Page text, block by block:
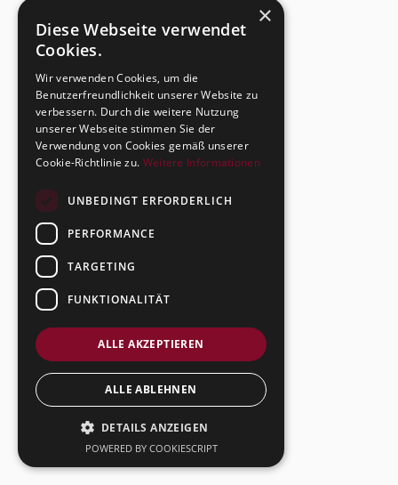
×
Diese Webseite verwendet
Cookies.
Wir verwenden Cookies, um die
Benutzerfreundlichkeit unserer Website zu
verbessern. Durch die weitere Nutzung
unserer Webseite stimmen Sie der
Verwendung von Cookies gemäß unserer
Cookie-Richtlinie zu. Weitere Informationen
UNBEDINGT ERFORDERLICH
PERFORMANCE
TARGETING
FUNKTIONALITÄT
ALLE AKZEPTIEREN
ALLE ABLEHNEN
DETAILS ANZEIGEN
POWERED BY COOKIESCRIPT